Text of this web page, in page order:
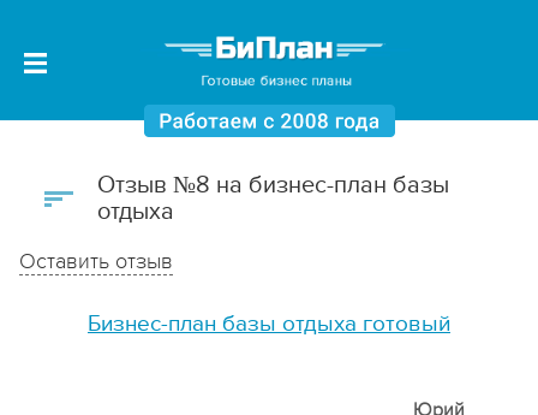
Отзыв №8 на бизнес-план базы
отдыха
Оставить отзыв
Бизнес-план базы отдыха готовый
Юрий